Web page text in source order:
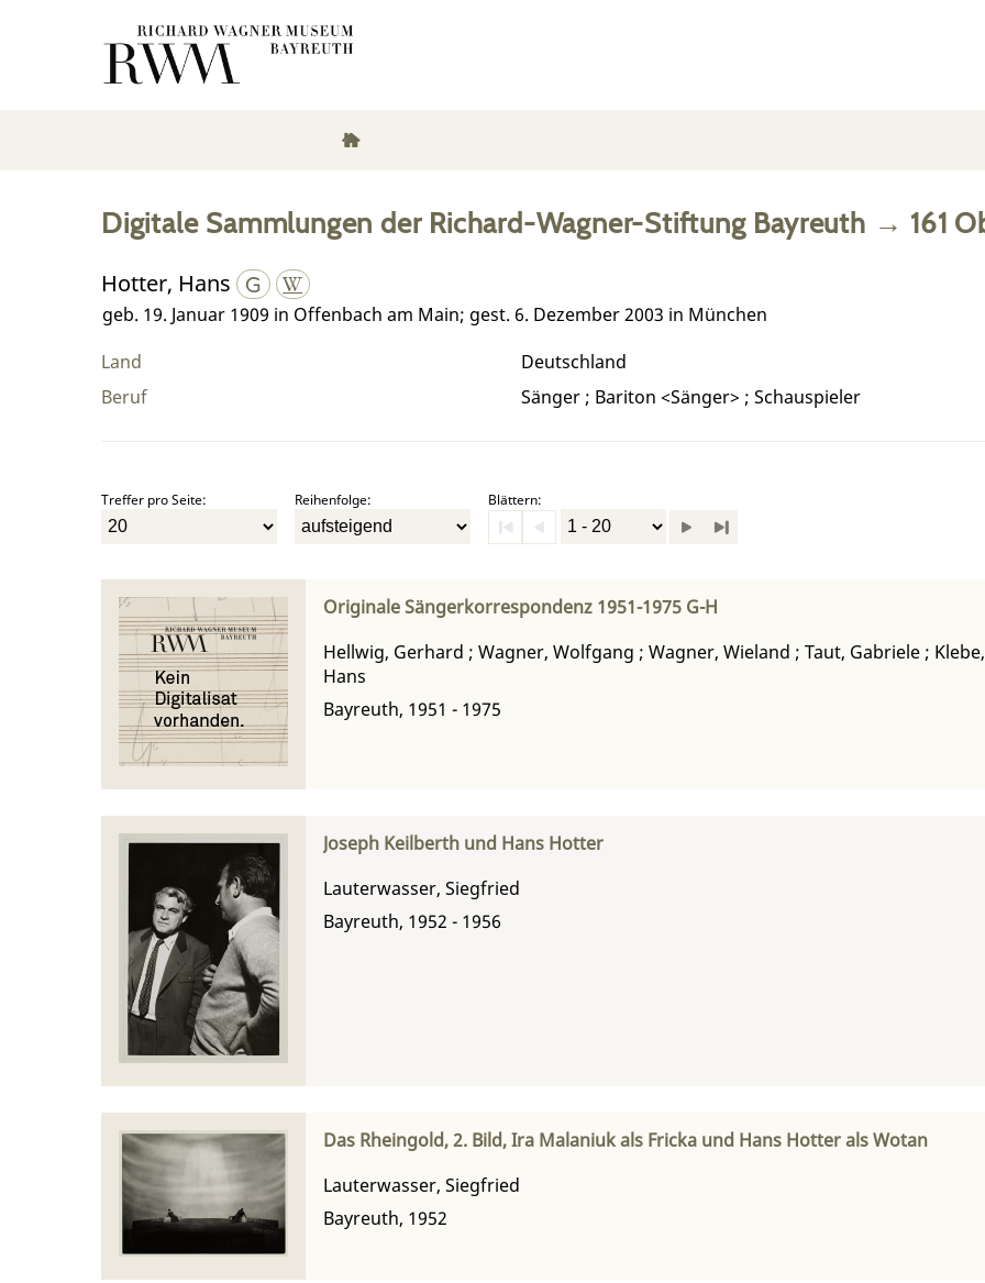
Digitale Sammlungen der Richard-Wagner-Stiftung Bayreuth → 161
Hotter, Hans
geb. 19. Januar 1909 in Offenbach am Main; gest. 6. Dezember 2003 in München
Land
Deutschland
Beruf
Sänger ; Bariton <Sänger> ; Schauspieler
Treffer pro Seite: Reihenfolge: Blättern:
Originale Sängerkorrespondenz 1951-1975 G-H
Hellwig, Gerhard ; Wagner, Wolfgang ; Wagner, Wieland ; Taut, Gabriele ;
Hans
Bayreuth, 1951 - 1975
Joseph Keilberth und Hans Hotter
Lauterwasser, Siegfried
Bayreuth, 1952 - 1956
Das Rheingold, 2. Bild, Ira Malaniuk als Fricka und Hans Hotter als Wotan
Lauterwasser, Siegfried
Bayreuth, 1952